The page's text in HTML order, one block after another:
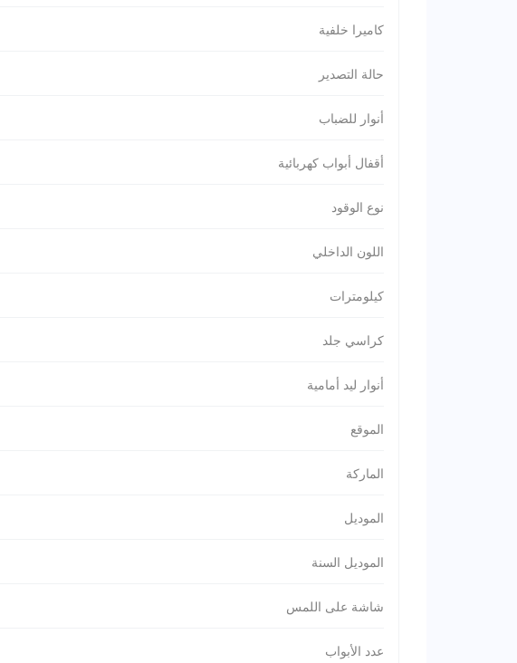
كاميرا خلفية
حالة التصدير
أنوار للضباب
أقفال أبواب كهربائية
نوع الوقود
اللون الداخلي
كيلومترات
كراسي جلد
أنوار ليد أمامية
الموقع
الماركة
الموديل
الموديل السنة
شاشة على اللمس
عدد الأبواب